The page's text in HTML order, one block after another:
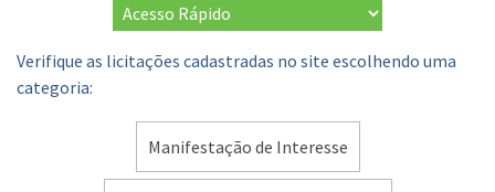
Verifique as licitações cadastradas no site escolhendo uma
categoria:
Manifestação de Interesse